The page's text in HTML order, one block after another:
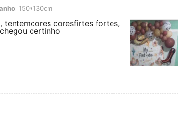
150*130cm150*130cm
tentemcores coresfirtes fortes,
certinho